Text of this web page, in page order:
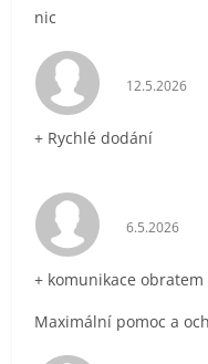
nic
Hodnocení
12.5.2026
+ Rychlé dodání
Hodnocení
6.5.2026
+ komunikace obratem
Maximální pomoc a